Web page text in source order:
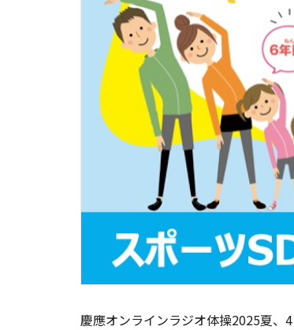
慶應オンラインラジオ体操2025夏、